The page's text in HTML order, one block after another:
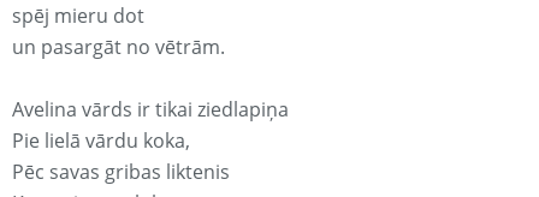
spēj mieru dot
un pasargāt no vētrām.
Avelina vārds ir tikai ziedlapiņa
Pie lielā vārdu koka,
Pēc savas gribas liktenis